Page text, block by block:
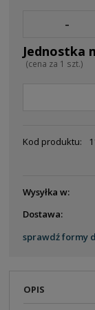
-
(cena za 1 szt.)
Kod produktu:
Wysyłka w:
Dostawa:
Cena nie
sprawdź formy
OPIS